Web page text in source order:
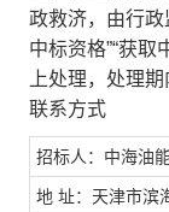
政救济，由行
中标资格”“获
上处理，处理
联系方式
招标人：中海油
地 址：天津市滨